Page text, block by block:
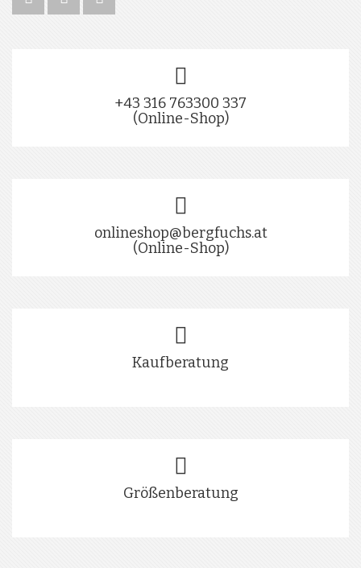
+43 316 763300 337
(Online-Shop)
onlineshop@bergfuchs.at
(Online-Shop)
Kaufberatung
Größenberatung